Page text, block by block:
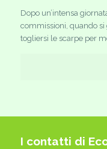
Dopo un’intensa
commissioni, quando si
togliersi le scarpe per
I contatti di